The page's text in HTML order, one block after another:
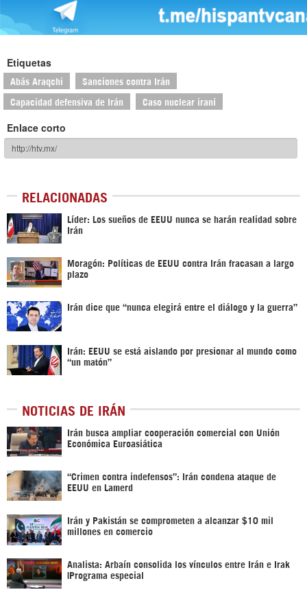
Etiquetas
Abás Araqchi Sanciones contra Irán
Capacidad defensiva de Irán Caso nuclear iraní
Enlace corto
RELACIONADAS
Líder: Los sueños de EEUU nunca se harán realidad sobre
Irán
Moragón: Políticas de EEUU contra Irán fracasan a largo
plazo
Irán dice que “nunca elegirá entre el diálogo y la guerra”
Irán: EEUU se está aislando por presionar al mundo como
“un matón”
NOTICIAS DE IRÁN
Irán busca ampliar cooperación comercial con Unión
Económica Euroasiática
“Crimen contra indefensos”: Irán condena ataque de
EEUU en Lamerd
Irán y Pakistán se comprometen a alcanzar $10 mil
millones en comercio
Analista: Arbaín consolida los vínculos entre Irán e Irak
|Programa especial